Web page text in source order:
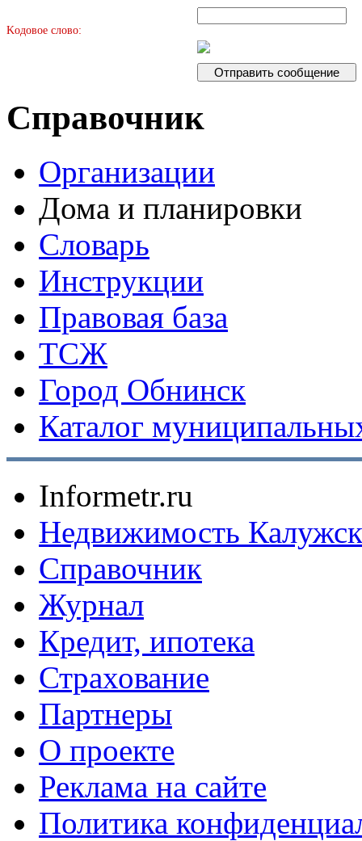
Kодовое слово:
Справочник
Организации
Дома и планировки
Словарь
Инструкции
Правовая база
ТСЖ
Город Обнинск
Каталог
Informetr.ru
Недвижимость
Справочник
Журнал
Кредит, ипотека
Страхование
Партнеры
O проекте
Реклама на сайте
Политика